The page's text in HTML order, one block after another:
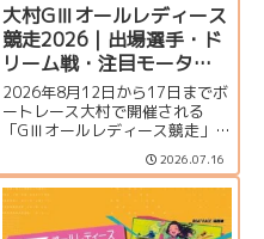
大村GⅢオールレディース
競走2026｜出場選手・ド
リーム戦・注目モータ
ー・イベント情報まとめ
2026年8月12日から17日までボ
ートレース大村で開催される
「GⅢオールレディース競走」の
特集ページです。シリーズ展
望、出場選手一覧、発祥地ドリ
ーム、注目モーター、大村水面
の攻略ポイント、イベント情報
まで詳しく紹介します。
2026.07.16